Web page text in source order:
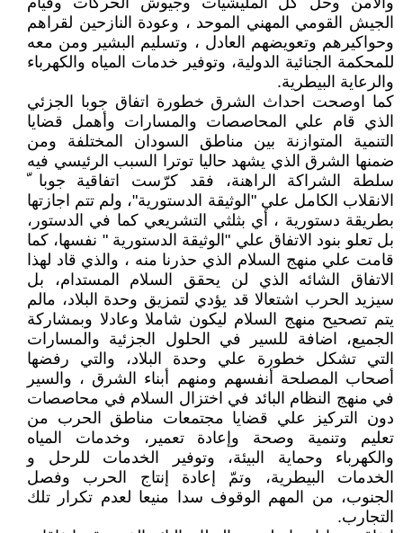
الجيش القومي المهني الموحد ، وعودة النازحين لقراهم
وحواكيرهم وتعويضهم العادل ، وتسليم البشير ومن معه
للمحكمة الجنائية الدولية، وتوفير خدمات المياه والكهرباء
والرعاية البيطرية.
كما اوصحت احداث الشرق خطورة اتفاق جوبا الجزئي
الذي قام علي المحاصصات والمسارات وأهمل قضايا
التنمية المتوازنة بين مناطق السودان المختلفة ومن
ضمنها الشرق الذي يشهد حاليا توترا السبب الرئيسي فيه
سلطة الشراكة الراهنة، فقد كرّست اتفاقية جوبا ّ
الانقلاب الكامل علي "الوثيقة الدستورية"، ولم تتم اجازتها
بطريقة دستورية ، أي بثلثي التشريعي كما في الدستور،
بل تعلو بنود الاتفاق علي "الوثيقة الدستورية " نفسها، كما
قامت علي منهج السلام الذي حذرنا منه ، والذي قاد لهذا
الاتفاق الشائه الذي لن يحقق السلام المستدام، بل
سيزيد الحرب اشتعالا قد يؤدي لتمزيق وحدة البلاد، مالم
يتم تصحيح منهج السلام ليكون شاملا وعادلا وبمشاركة
الجميع، اضافة للسير في الحلول الجزئية والمسارات
التي تشكل خطورة علي وحدة البلاد، والتي رفضها
أصحاب المصلحة أنفسهم ومنهم أبناء الشرق ، والسير
في منهج النظام البائد في اختزال السلام في محاصصات
دون التركيز علي قضايا مجتمعات مناطق الحرب من
تعليم وتنمية وصحة وإعادة تعمير، وخدمات المياه
والكهرباء وحماية البيئة، وتوفير الخدمات للرحل و
الخدمات البيطرية، وتمّ إعادة إنتاج الحرب وفصل
الجنوب، من المهم الوقوف سدا منيعا لعدم تكرار تلك
التجارب.